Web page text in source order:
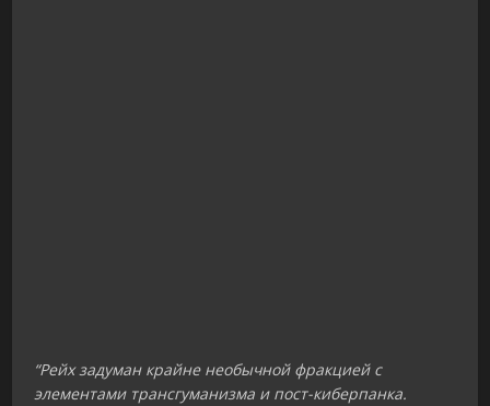
“Рейх задуман крайне необычной фракцией с
элементами трансгуманизма и пост-киберпанка.